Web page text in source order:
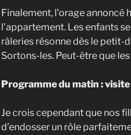
Finalement, l’orage annoncé
l’appartement. Les enfants
râleries résonne dès le petit-
Sortons-les. Peut-être que
Programme du matin :
Je crois cependant que nos
d’endosser un rôle